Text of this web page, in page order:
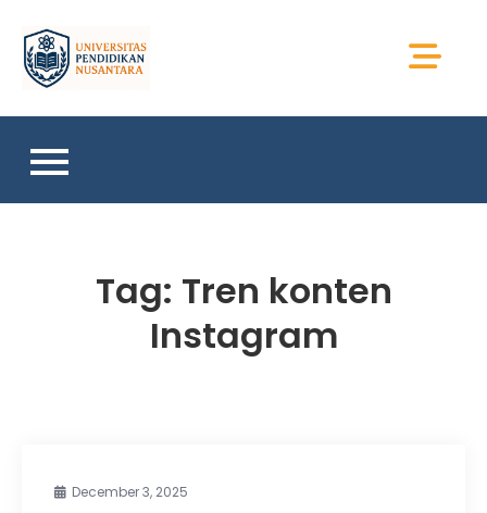
content
Tag: Tren konten
Instagram
December 3, 2025